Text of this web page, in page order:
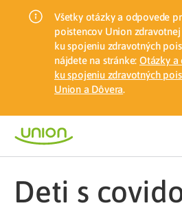
Všetky otázky a odpovede
poistencov Union
ku spojeniu zdravotných
nájdete na stránke: Otázky a
ku spojeniu zdravotných
Union a Dôvera.
deti s